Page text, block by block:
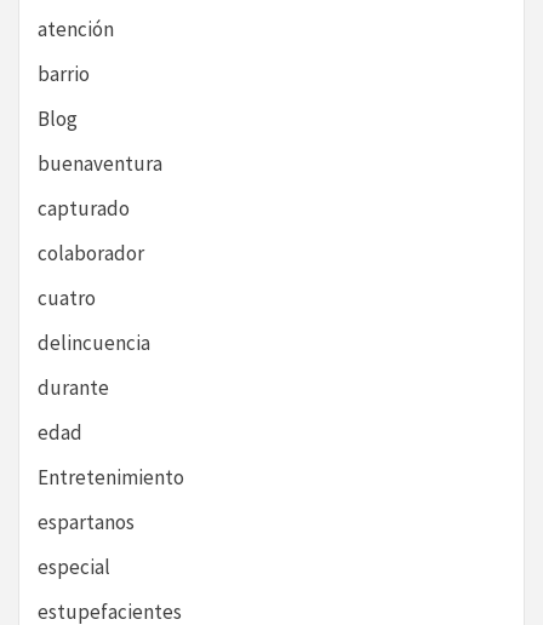
atención
barrio
Blog
buenaventura
capturado
colaborador
cuatro
delincuencia
durante
edad
Entretenimiento
espartanos
especial
estupefacientes